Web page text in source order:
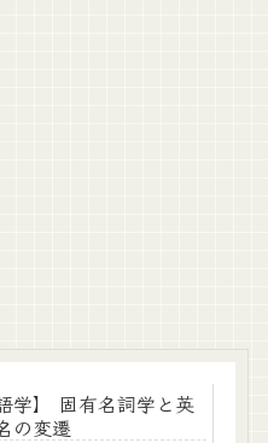
学】 固有名詞学と英
の変遷